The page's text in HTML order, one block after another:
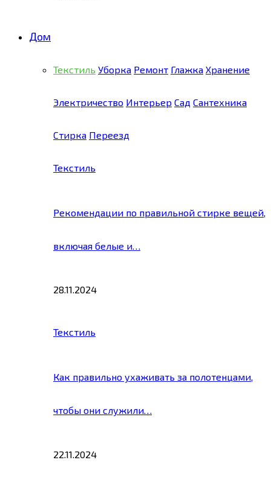
Дом
Текстиль Уборка Ремонт Глажка Хранение
Электричество Интерьер Сад Сантехника
Стирка Переезд
Текстиль
Рекомендации по правильной стирке вещей,
включая белые и…
28.11.2024
Текстиль
Как правильно ухаживать за полотенцами,
чтобы они служили…
22.11.2024